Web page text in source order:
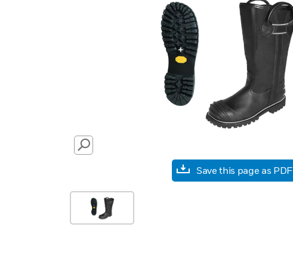
SEARCH
Save this page as PDF